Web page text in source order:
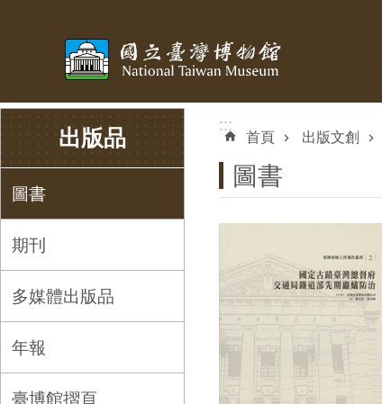
出版品
圖書
期刊
多媒體出版品
年報
臺博館摺頁
:::
首頁 出版文創
圖書